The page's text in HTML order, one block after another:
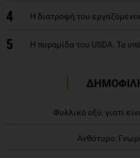
4 Η διατροφή του
5 Η πυραμίδα του USDA. Τα
Φυλλικό οξύ: γιατί
Ανθότυρο: